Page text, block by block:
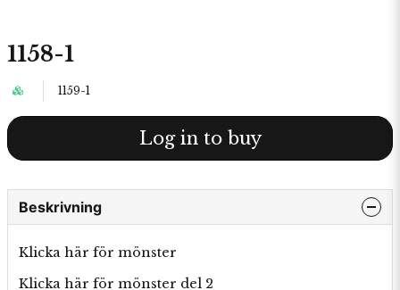
1158-1
1159-1
Log in to buy
Beskrivning
Klicka här för mönster
Klicka här för mönster del 2